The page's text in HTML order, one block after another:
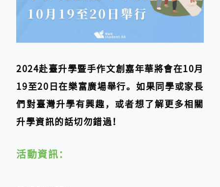
2024赴臺升學暨手作文創嘉年華將會在10月
19至20日在樂富廣場舉行。如果同學或家長
們對臺灣升學有興趣，或者想了解更多相關
升學資訊的話切勿錯過！
活動資訊：